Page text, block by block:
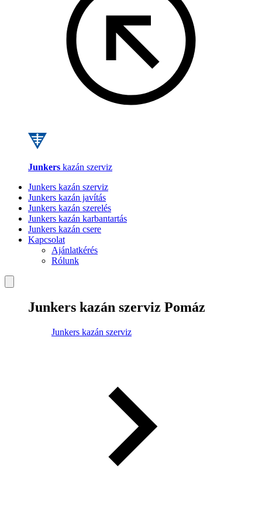
Junkers kazán szerviz
Junkers kazán szerviz
Junkers kazán javítás
Junkers kazán szerelés
Junkers kazán karbantartás
Junkers kazán csere
Kapcsolat
Ajánlatkérés
Rólunk
Junkers kazán szerviz Pomáz
Junkers kazán szerviz